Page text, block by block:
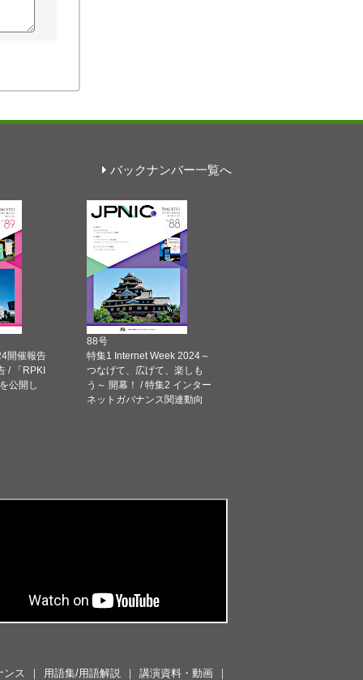
バックナンバー一覧へ
開催報告
/ 「RPKI
公開し
88号
特集1 Internet Week 2024～
つなげて、広げて、楽しも
う～ 開幕！ / 特集2 インター
ネットガバナンス関連動向
ンス 用語集/用語解説 講演資料・動画